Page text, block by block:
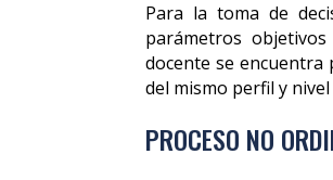
Para la toma de
parámetros
docente se encuentra
del mismo perfil y nivel
PROCESO NO